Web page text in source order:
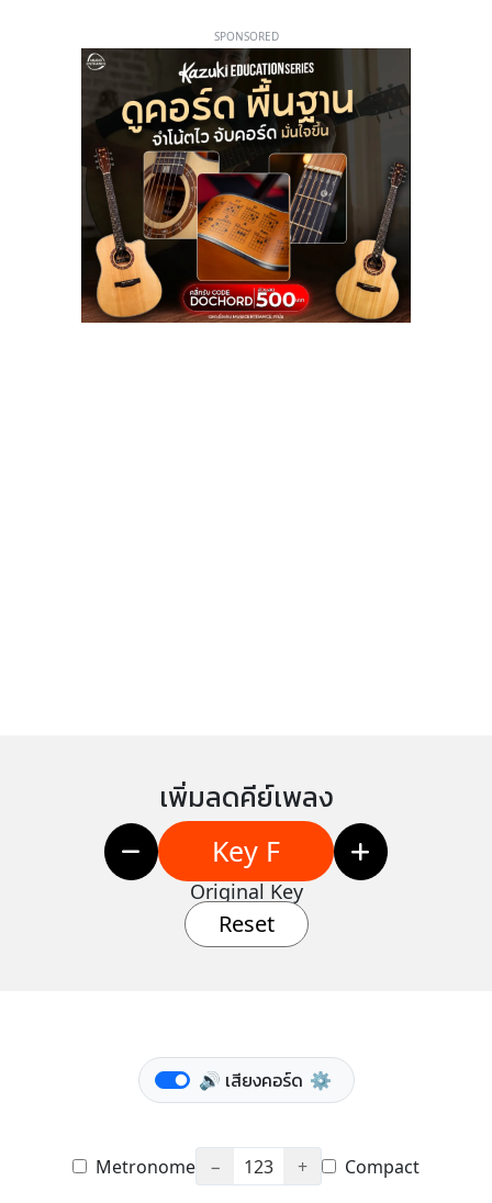
SPONSORED
เพิ่มลดคีย์เพลง
Key F
Original Key
Reset
🔊 เสียงคอร์ด ⚙️
Metronome − 123 + Compact